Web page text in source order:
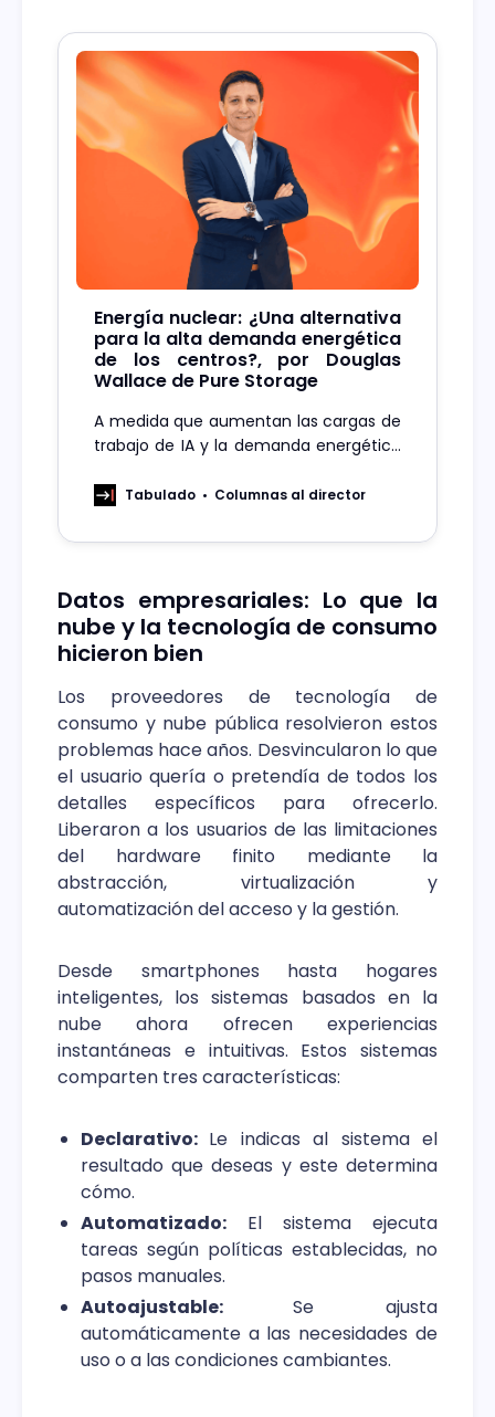
Energía nuclear: ¿Una alternativa
para la alta demanda energética
de los centros?, por Douglas
Wallace de Pure Storage
A medida que aumentan las cargas de
trabajo de IA y la demanda energética
existe una solución milagrosa, pero se
Tabulado Columnas al director
Datos empresariales: Lo que la
nube y la tecnología de consumo
hicieron bien
Los proveedores de tecnología de
consumo y nube pública resolvieron estos
problemas hace años. Desvincularon lo que
el usuario quería o pretendía de todos los
detalles específicos para ofrecerlo.
Liberaron a los usuarios de las limitaciones
del hardware finito mediante la
abstracción, virtualización y
automatización del acceso y la gestión.
Desde smartphones hasta hogares
inteligentes, los sistemas basados ​​en la
nube ahora ofrecen experiencias
instantáneas e intuitivas. Estos sistemas
comparten tres características:
Declarativo: Le indicas al sistema el
resultado que deseas y este determina
cómo.
Automatizado:El sistema ejecuta
tareas según políticas establecidas, no
pasos manuales.
Autoajustable:Se ajusta
automáticamente a las necesidades de
uso o a las condiciones cambiantes.